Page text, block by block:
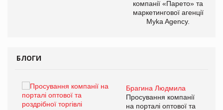
компанії «Парето» та
маркетингової агенції
Myka Agency.
БЛОГИ
Брагина Людмила
Просування компанії
на порталі оптової та